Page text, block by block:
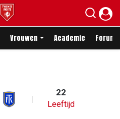
Vrouwen Academie Forum
22
Leeftijd